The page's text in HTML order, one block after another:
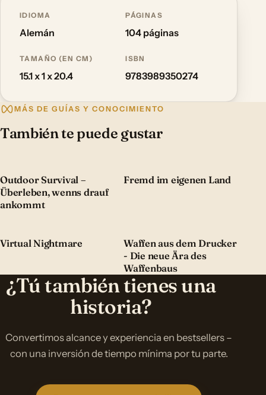
IDIOMA
Alemán
PÁGINAS
104 páginas
TAMAÑO (EN CM)
15.1 x 1 x 20.4
ISBN
9783989350274
MÁS DE GUÍAS Y CONOCIMIENTO
También te puede gustar
Outdoor Survival –
Überleben, wenns drauf
ankommt
Fremd im eigenen Land
Virtual Nightmare
Waffen aus dem Drucker
- Die neue Ära des
Waffenbaus
¿Tú también tienes una
historia?
Convertimos alcance y experiencia en bestsellers –
con una inversión de tiempo mínima por tu parte.